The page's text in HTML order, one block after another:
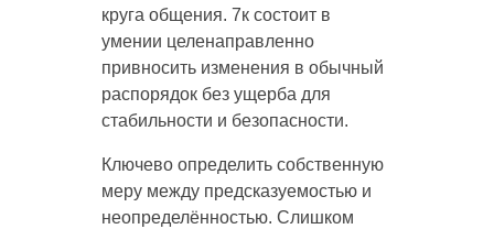
круга общения. 7к состоит в
умении целенаправленно
привносить изменения в обычный
распорядок без ущерба для
стабильности и безопасности.
Ключево определить собственную
меру между предсказуемостью и
неопределённостью. Слишком